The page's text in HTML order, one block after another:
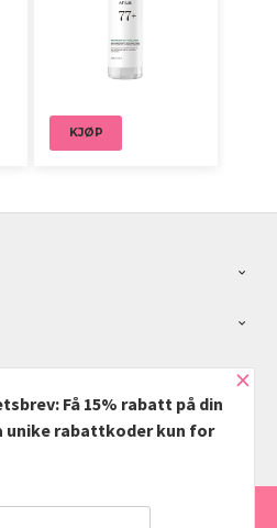
KJØP
SIKKERHET OG PERSONVERN
×
Få 15% rabatt på din
unike rabattkoder kun for